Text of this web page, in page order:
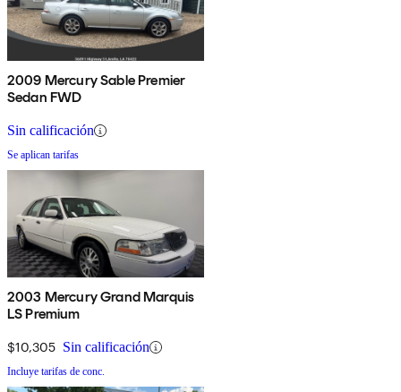
2009 Mercury Sable Premier
Sedan FWD
Sin calificación
Se aplican tarifas
2003 Mercury Grand Marquis
LS Premium
$10,305 Sin calificación
Incluye tarifas de conc.